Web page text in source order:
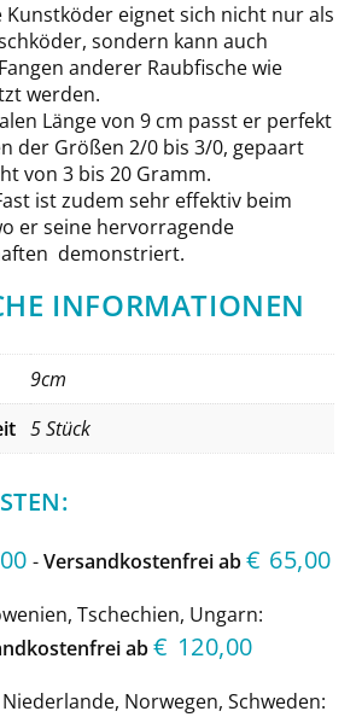
Kunstköder eignet sich nicht nur als
sondern kann auch
anderer Raubfische wie
werden.
Länge von 9 cm passt er perfekt
der Größen 2/0 bis 3/0, gepaart
von 3 bis 20 Gramm.
ist zudem sehr effektiv beim
er seine hervorragende
demonstriert.
INFORMATIONEN
9cm
5 Stück
-Versandkostenfrei ab € 65,00
Tschechien, Ungarn:
ab€ 120,00
Norwegen, Schweden: